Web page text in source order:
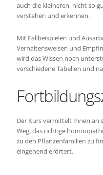
auch die kleineren, nicht so
verstehen und erkennen.
Mit Fallbeispielen und
Verhaltensweisen und
wird das Wissen noch
verschiedene Tabellen und
Der Kurs vermittelt Ihnen an
Weg, das richtige
zu den Pflanzenfamilien zu
eingehend erörtert.